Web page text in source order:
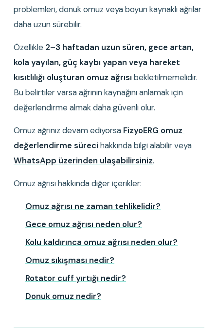
problemleri, donuk omuz veya boyun kaynaklı ağrılar
daha uzun sürebilir.
Özellikle 2–3 haftadan uzun süren, gece artan,
kola yayılan, güç kaybı yapan veya hareket
kısıtlılığı oluşturan omuz ağrısı bekletilmemelidir.
Bu belirtiler varsa ağrının kaynağını anlamak için
değerlendirme almak daha güvenli olur.
Omuz ağrınız devam ediyorsa FizyoERG omuz
değerlendirme süreci
WhatsApp üzerinden ulaşabilirsiniz.
Omuz ağrısı hakkında diğer içerikler:
Omuz ağrısı ne zaman tehlikelidir?
Gece omuz ağrısı neden olur?
Kolu kaldırınca omuz ağrısı neden olur?
Omuz sıkışması nedir?
Rotator cuff yırtığı nedir?
Donuk omuz nedir?